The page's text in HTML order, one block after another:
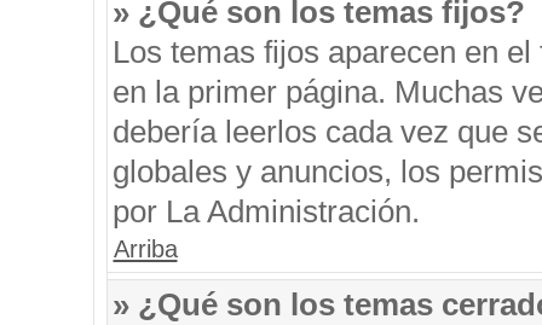
» ¿Qué son los temas fijos?
Los temas fijos aparecen en
en la primer página. Muchas
debería leerlos cada vez que
globales y anuncios, los
por La Administración.
Arriba
» ¿Qué son los temas